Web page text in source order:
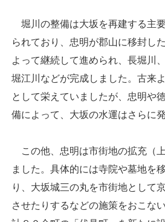
堀川の整備は大坂を再建する主
られており、忠明が郡山に移封し
よって継続して進められ、長堀川
堀江川などが完成しました。古来
として栄えていましたが、忠明や
備によって、大坂の水運はさらに
この他、忠明は市街地の拡充（
ました。具体的には寺院や墓地を
り、大坂城三の丸を市街地として
させたりするなどの施策をおこな